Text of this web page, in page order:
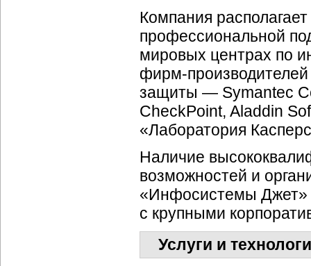
Компания
профессиональной
мировых центрах по
фирм-производителей
защиты — Symantec
CheckPoint, Aladdin
«Лаборатория
Наличие
возможностей и
«Инфосистемы Джет»
с крупными
Услуги и